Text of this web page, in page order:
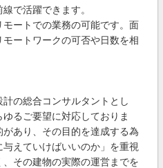
で活躍できます。
ートでの業務の可能です。面
ートワークの可否や日数を相
の総合コンサルタントとし
るご要望に対応しておりま
あり、その目的を達成する為
えていけばいいのか」を重視
その建物の実際の運営までを